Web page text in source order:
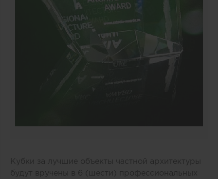
Кубки за лучшие объекты частной архитектуры
будут вручены в 6 (шести) профессиональных